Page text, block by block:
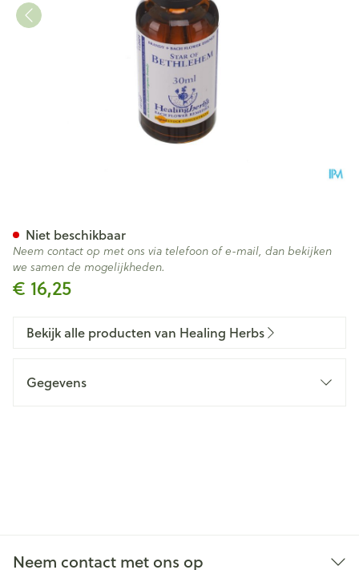
€ 16,25
Niet beschikbaar
Neem contact op met ons via telefoon of e-mail, dan bekijken
we samen de mogelijkheden.
Bekijk alle producten van Healing Herbs
Gegevens
Neem contact met ons op